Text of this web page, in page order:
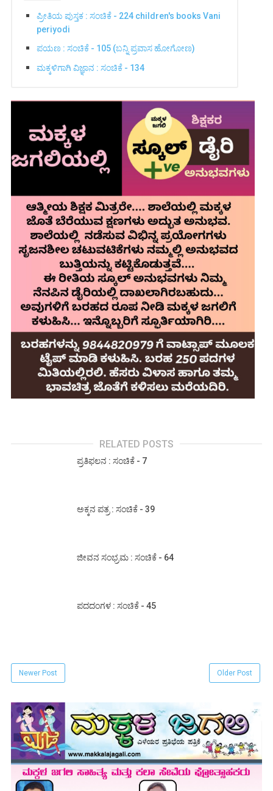
ಪ್ರೀತಿಯ ಪುಸ್ತಕ : ಸಂಚಿಕೆ - 224 children's books Vani
periyodi
ಪಯಣ : ಸಂಚಿಕೆ - 105 (ಬನ್ನಿ ಪ್ರವಾಸ ಹೋಗೋಣ)
ಮಕ್ಕಳಿಗಾಗಿ ವಿಜ್ಞಾನ : ಸಂಚಿಕೆ - 134
RELATED POSTS
ಪ್ರತಿಫಲನ : ಸಂಚಿಕೆ - 7
ಅಕ್ಕನ ಪತ್ರ : ಸಂಚಿಕೆ - 39
ಜೀವನ ಸಂಭ್ರಮ : ಸಂಚಿಕೆ - 64
ಪದದಂಗಳ : ಸಂಚಿಕೆ - 45
Newer Post Older Post